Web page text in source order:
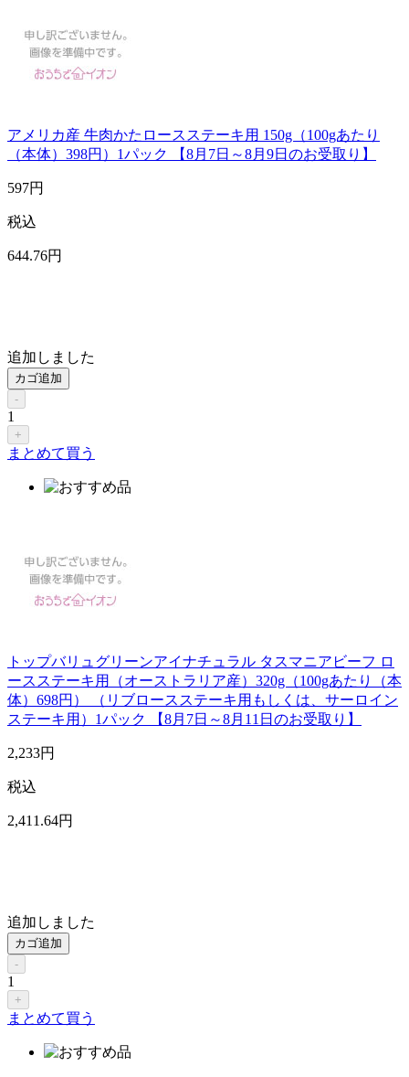
アメリカ産 牛肉かたロースステーキ用 150g（100gあたり
（本体）398円）1パック 【8月7日～8月9日のお受取り】
597円
税込
644.76円
追加しました
カゴ追加
-
1
+
まとめて買う
トップバリュグリーンアイナチュラル タスマニアビーフ ロ
ースステーキ用（オーストラリア産）320g（100gあたり（本
体）698円） （リブロースステーキ用もしくは、サーロイン
ステーキ用）1パック 【8月7日～8月11日のお受取り】
2,233円
税込
2,411 .64円
追加しました
カゴ追加
-
1
+
まとめて買う